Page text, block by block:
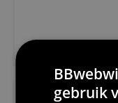
gebruik